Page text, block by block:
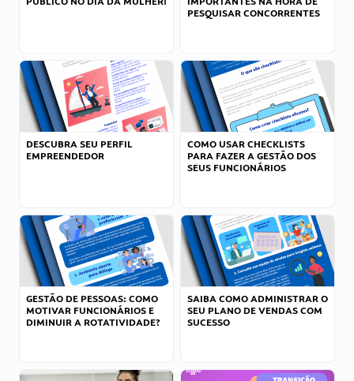
PESQUISAR CONCORRENTES
DESCUBRA SEU PERFIL
EMPREENDEDOR
COMO USAR CHECKLISTS
PARA FAZER A GESTÃO DOS
SEUS FUNCIONÁRIOS
GESTÃO DE PESSOAS: COMO
MOTIVAR FUNCIONÁRIOS E
DIMINUIR A ROTATIVIDADE?
SAIBA COMO ADMINISTRAR O
SEU PLANO DE VENDAS COM
SUCESSO